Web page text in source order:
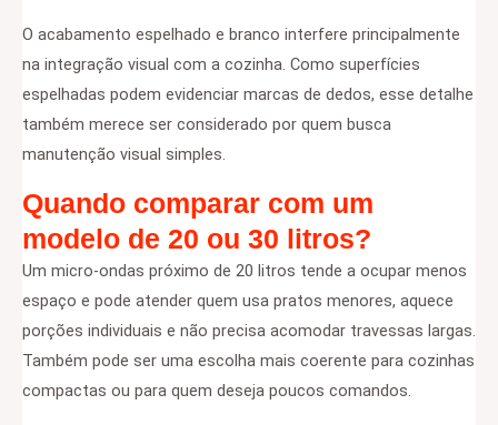
O acabamento espelhado e branco interfere principalmente
na integração visual com a cozinha. Como superfícies
espelhadas podem evidenciar marcas de dedos, esse detalhe
também merece ser considerado por quem busca
manutenção visual simples.
Quando comparar com um
modelo de 20 ou 30 litros?
Um micro-ondas próximo de 20 litros tende a ocupar menos
espaço e pode atender quem usa pratos menores, aquece
porções individuais e não precisa acomodar travessas largas.
Também pode ser uma escolha mais coerente para cozinhas
compactas ou para quem deseja poucos comandos.